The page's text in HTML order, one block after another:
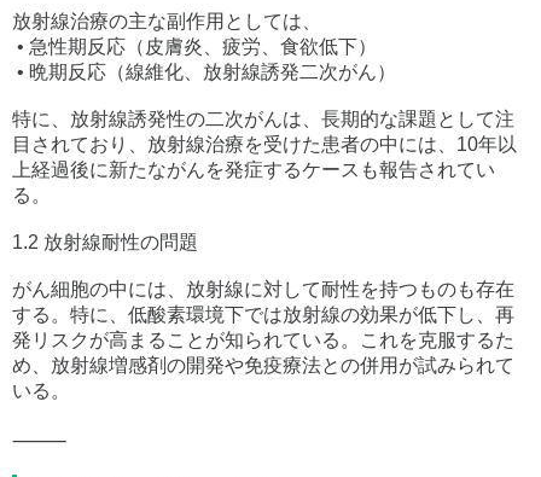
放射線治療の主な副作用としては、
• 急性期反応（皮膚炎、疲労、食欲低下）
• 晩期反応（線維化、放射線誘発二次がん）
特に、放射線誘発性の二次がんは、長期的な課題として注
目されており、放射線治療を受けた患者の中には、10年以
上経過後に新たながんを発症するケースも報告されてい
る。
1.2 放射線耐性の問題
がん細胞の中には、放射線に対して耐性を持つものも存在
する。特に、低酸素環境下では放射線の効果が低下し、再
発リスクが高まることが知られている。これを克服するた
め、放射線増感剤の開発や免疫療法との併用が試みられて
いる。
⸻